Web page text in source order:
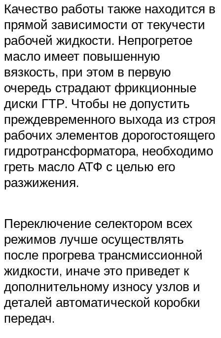
Качество работы также находится в
прямой зависимости от текучести
рабочей жидкости. Непрогретое
масло имеет повышенную
вязкость, при этом в первую
очередь страдают фрикционные
диски ГТР. Чтобы не допустить
преждевременного выхода из строя
рабочих элементов дорогостоящего
гидротрансформатора, необходимо
греть масло АТФ с целью его
разжижения.
Переключение селектором всех
режимов лучше осуществлять
после прогрева трансмиссионной
жидкости, иначе это приведет к
дополнительному износу узлов и
деталей автоматической коробки
передач.